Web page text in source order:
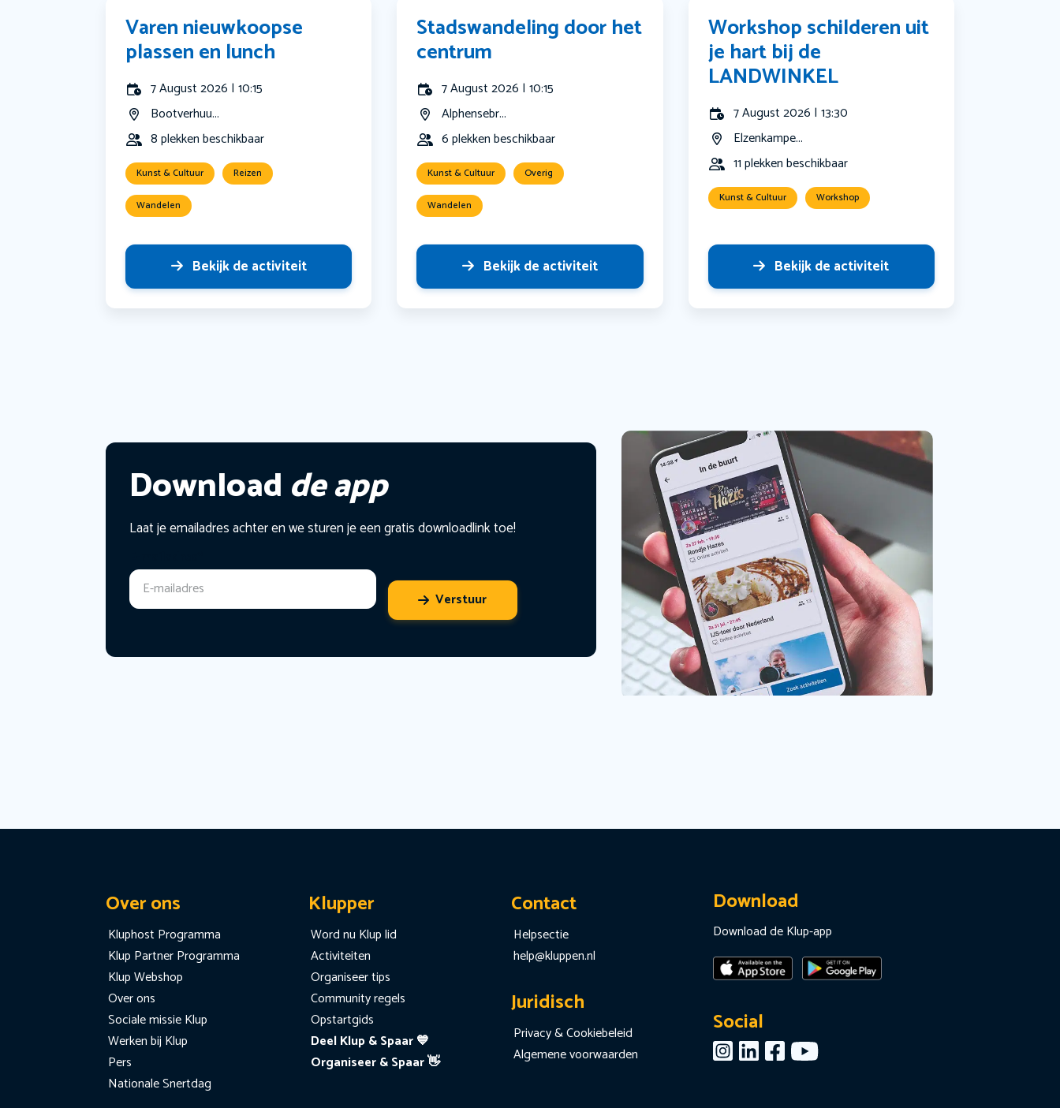
Varen nieuwkoopse
plassen en lunch
7 August 2026 | 10:15
Bootverhuu...
8 plekken beschikbaar
Kunst & Cultuur Reizen
Wandelen
Bekijk de activiteit
Stadswandeling door het
centrum
7 August 2026 | 10:15
Alphensebr...
6 plekken beschikbaar
Kunst & Cultuur Overig
Wandelen
Bekijk de activiteit
Workshop schilderen uit
je hart bij de
LANDWINKEL
7 August 2026 | 13:30
Elzenkampe...
11 plekken beschikbaar
Kunst & Cultuur Workshop
Bekijk de activiteit
Download de app
Laat je emailadres achter en we sturen je een gratis downloadlink toe!
Verstuur
Over ons
Kluphost Programma
Klup Partner Programma
Klup Webshop
Over ons
Sociale missie Klup
Werken bij Klup
Pers
Nationale Snertdag
Klupper
Word nu Klup lid
Activiteiten
Organiseer tips
Community regels
Opstartgids
Deel Klup & Spaar 💙
Organiseer & Spaar 👋
Contact
Helpsectie
help@kluppen.nl
Juridisch
Privacy & Cookiebeleid
Algemene voorwaarden
Download
Download de Klup-app
Social